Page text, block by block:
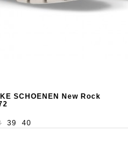
SCHOENEN New Rock
39 40